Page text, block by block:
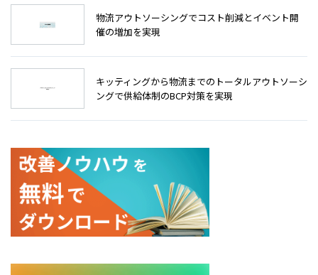
物流アウトソーシングでコスト削減とイベント開
催の増加を実現
キッティングから物流までのトータルアウトソーシ
ングで供給体制のBCP対策を実現